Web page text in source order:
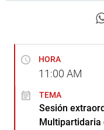
HORA
11:00 AM
TEMA
Sesión
Multipartidaria